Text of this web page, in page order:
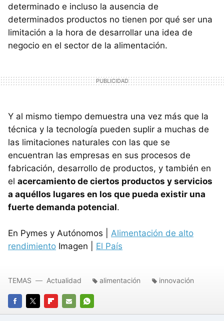
determinado e incluso la ausencia de
determinados productos no tienen por qué ser una
limitación a la hora de desarrollar una idea de
negocio en el sector de la alimentación.
Y al mismo tiempo demuestra una vez más que la
técnica y la tecnología pueden suplir a muchas de
las limitaciones naturales con las que se
encuentran las empresas en sus procesos de
fabricación, desarrollo de productos, y también en
el acercamiento de ciertos productos y servicios
a aquéllos lugares en los que pueda existir una
fuerte demanda potencial.
En Pymes y Autónomos | Alimentación de alto
rendimiento Imagen | El País
FACEBOOK
TWITTERFLIPBOARD
E-
WHATSAPP
TEMAS Actualidad alimentación innovación